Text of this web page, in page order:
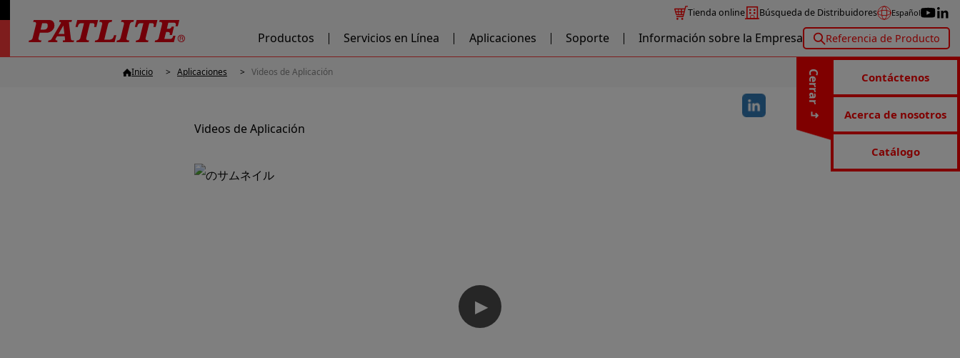
Tienda online Búsqueda de Distribuidores Español
Productos Servicios en Línea Aplicaciones Soporte Información sobre la Empresa Referencia de Producto
Cerrar Contáctenos
Acerca de nosotros
Catálogo
Inicio Aplicaciones Videos de Aplicación
Videos de Aplicación
▶